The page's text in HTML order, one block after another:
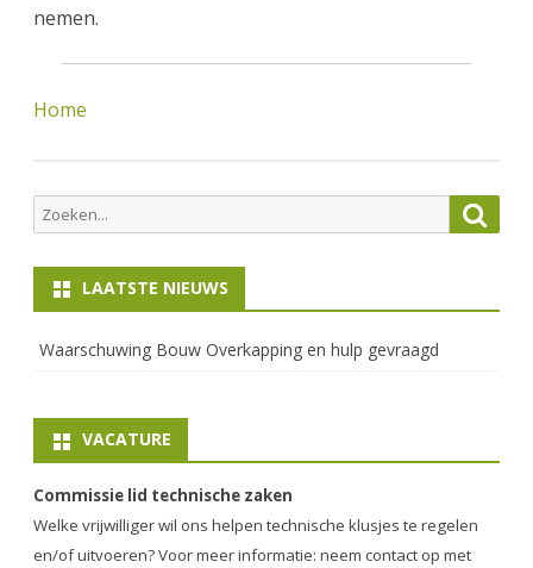
nemen.
Home
Zoeken
naar:
LAATSTE NIEUWS
Waarschuwing Bouw Overkapping en hulp gevraagd
VACATURE
Commissie lid technische zaken
Welke vrijwilliger wil ons helpen technische klusjes te regelen
en/of uitvoeren? Voor meer informatie: neem contact op met